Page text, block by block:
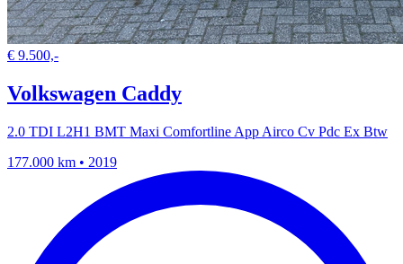
€ 9.500,-
Volkswagen Caddy
2.0 TDI L2H1 BMT Maxi Comfortline App Airco Cv Pdc Ex Btw
177.000 km • 2019